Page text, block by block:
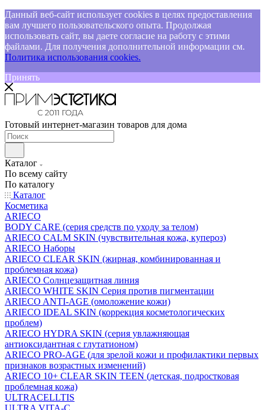
Данный веб-сайт использует cookies в целях предоставления
вам лучшего пользовательского опыта. Продолжая
использовать сайт, вы даете согласие на работу с этими
файлами. Для получения дополнительной информации см.
Политика использования cookies.
Принять
Готовый интернет-магазин товаров для дома
Каталог
По всему сайту
По каталогу
Каталог
Косметика
ARIECO
BODY CARE (серия средств по уходу за телом)
ARIECO CALM SKIN (чувствительная кожа, купероз)
ARIECO Наборы
ARIECO CLEAR SKIN (жирная, комбинированная и
проблемная кожа)
ARIECO Солнцезащитная линия
ARIECO WHITE SKIN Серия против пигментации
ARIECO ANTI-AGE (омоложение кожи)
ARIECO IDEAL SKIN (коррекция косметологических
проблем)
ARIECO HYDRA SKIN (серия увлажняющая
антиоксидантная с глутатионом)
ARIECO PRO-AGE (для зрелой кожи и профилактики первых
признаков возрастных изменений)
ARIECO 10+ CLEAR SKIN TEEN (детская, подростковая
проблемная кожа)
ULTRACELLTIS
ULTRA VITA-C